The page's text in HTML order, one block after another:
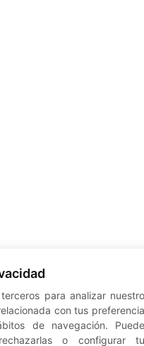
para analizar
con tus
de navegación.
o configurar